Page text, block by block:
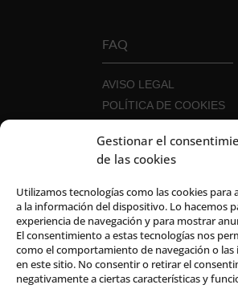
Gestionar el
de las cookies
Utilizamos tecnologías como las cookies para
a la información del dispositivo. Lo hacemos
experiencia de navegación y para mostrar
El consentimiento a estas tecnologías nos
como el comportamiento de navegación o
en este sitio. No consentir o retirar el
negativamente a ciertas características y
FAQ
AVISO LEGAL
POLÍTICA DE COOKIES
POLÍTICA DE SEGURIDAD
INFORMACIÓN
CANAL DEL